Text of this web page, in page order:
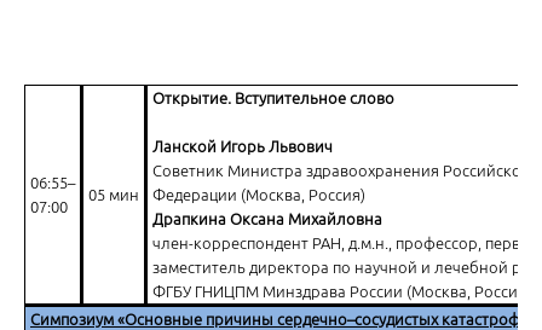
06:55–
07:00
05 мин
Открытие. Вступительное слово
Ланской Игорь Львович
Советник Министра здравоохранения Российской
Федерации (Москва, Россия)
Драпкина Оксана Михайловна
член-корреспондент РАН, д.м.н., профессор, первый
заместитель директора по научной и лечебной
ФГБУ ГНИЦПМ Минздрава России (Москва, Россия)
Симпозиум «Основные причины сердечно–сосудистых катастроф.